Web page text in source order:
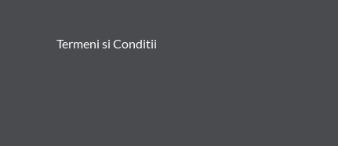
Termeni si Conditii